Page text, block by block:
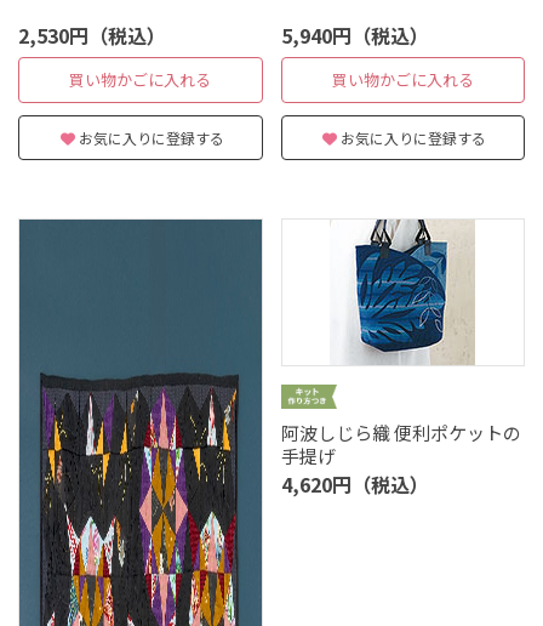
2,530円（税込）
買い物かごに入れる
お気に入りに登録する
5,940円（税込）
買い物かごに入れる
お気に入りに登録する
阿波しじら織 便利ポケットの
手提げ
4,620円（税込）